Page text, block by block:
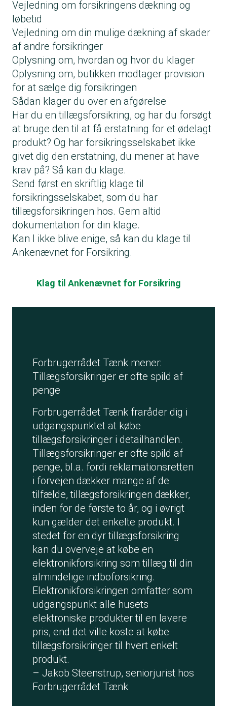
Vejledning om forsikringens dækning og
løbetid
Vejledning om din mulige dækning af skader
af andre forsikringer
Oplysning om, hvordan og hvor du klager
Oplysning om, butikken modtager provision
for at sælge dig forsikringen
Sådan klager du over en afgørelse
Har du en tillægsforsikring, og har du forsøgt
at bruge den til at få erstatning for et ødelagt
produkt? Og har forsikringsselskabet ikke
givet dig den erstatning, du mener at have
krav på? Så kan du klage.
Send først en skriftlig klage til
forsikringsselskabet, som du har
tillægsforsikringen hos. Gem altid
dokumentation for din klage.
Kan I ikke blive enige, så kan du klage til
Ankenævnet for Forsikring.
Klag til Ankenævnet for Forsikring
Forbrugerrådet Tænk mener:
Tillægsforsikringer er ofte spild af
penge
Forbrugerrådet Tænk fraråder dig i
udgangspunktet at købe
tillægsforsikringer i detailhandlen.
Tillægsforsikringer er ofte spild af
penge, bl.a. fordi reklamationsretten
i forvejen dækker mange af de
tilfælde, tillægsforsikringen dækker,
inden for de første to år, og i øvrigt
kun gælder det enkelte produkt. I
stedet for en dyr tillægsforsikring
kan du overveje at købe en
elektronikforsikring som tillæg til din
almindelige indboforsikring.
Elektronikforsikringen omfatter som
udgangspunkt alle husets
elektroniske produkter til en lavere
pris, end det ville koste at købe
tillægsforsikringer til hvert enkelt
produkt.
– Jakob Steenstrup, seniorjurist hos
Forbrugerrådet Tænk